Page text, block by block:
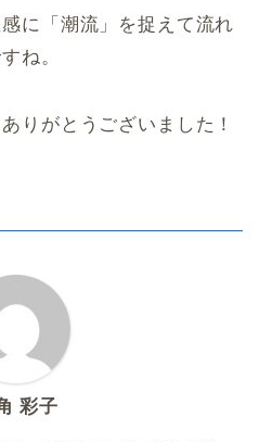
に「潮流」を捉えて流れ
ね。
りがとうございました！
彩子